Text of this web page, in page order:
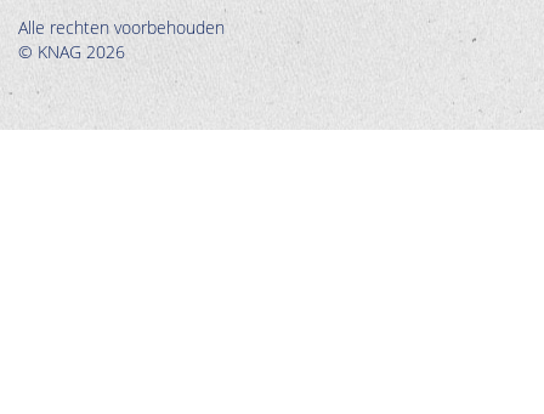
Alle rechten voorbehouden
© KNAG 2026